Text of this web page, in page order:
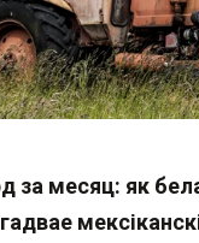
за месяц: як